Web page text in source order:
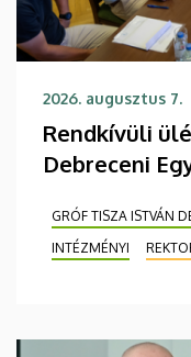
2026. augusztus 7.
Rendkívüli
Debreceni
GRÓF TISZA ISTVÁN
INTÉZMÉNYI